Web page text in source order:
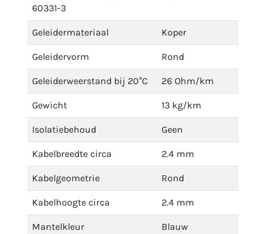
60331-3
Geleidermateriaal Koper
Geleidervorm Rond
Geleiderweerstand bij 20°C 26 Ohm/km
Gewicht 13 kg/km
Isolatiebehoud Geen
Kabelbreedte circa 2.4 mm
Kabelgeometrie Rond
Kabelhoogte circa 2.4 mm
Mantelkleur Blauw